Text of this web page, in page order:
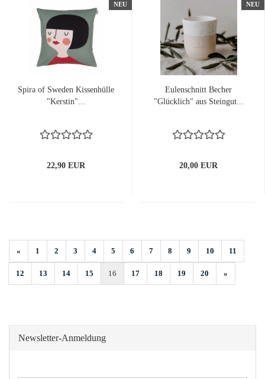
NEU
Spira of Sweden Kissenhülle
"Kerstin"...
22,90 EUR
NEU
Eulenschnitt Becher
"Glücklich" aus Steingut...
20,00 EUR
« 1 2 3 4 5 6 7 8 9 10 11
12 13 14 15 16 17 18 19 20 »
Newsletter-Anmeldung